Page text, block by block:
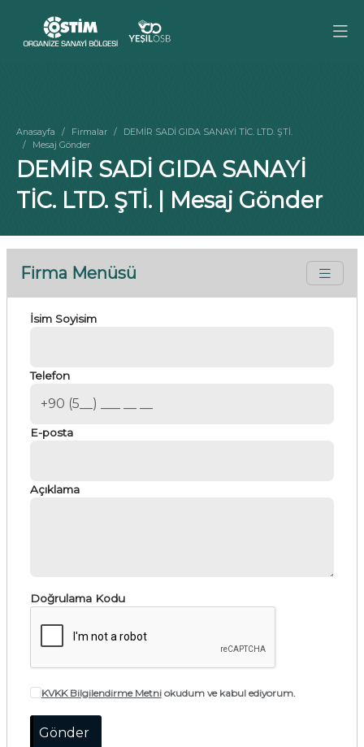
Anasayfa Firmalar
DEMİR SADİ GIDA SANAYİ TİC. LTD. ŞTİ.
Mesaj Gönder
DEMİR SADİ GIDA SANAYİ
TİC. LTD. ŞTİ. | Mesaj Gönder
Firma Menüsü
İsim Soyisim
Telefon
E-posta
Açıklama
Doğrulama Kodu
KVKK Bilgilendirme Metniokudum ve kabul ediyorum.